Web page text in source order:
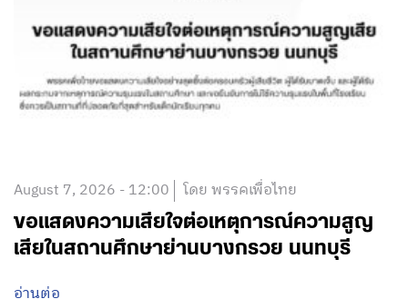
August 7, 2026 - 12:00 โดย พรรคเพื่อไทย
ขอแสดงความเสียใจต่อเหตุการณ์ความสูญ
เสียในสถานศึกษาย่านบางกรวย นนทบุรี